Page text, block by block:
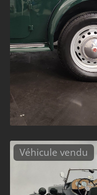
Véhicule vendu